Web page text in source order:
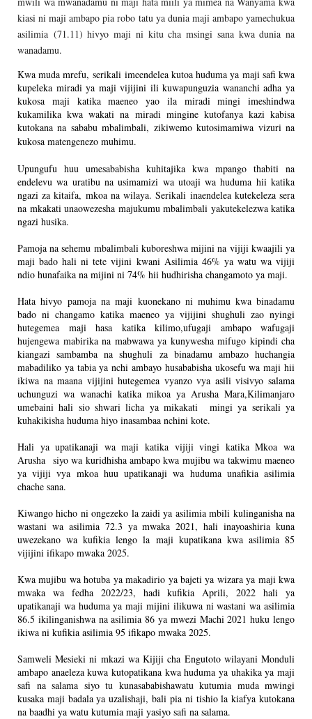
kiasi ni maji ambapo pia robo tatu ya dunia maji ambapo yamechukua
asilimia (71.11) hivyo maji ni kitu cha msingi sana kwa dunia na
wanadamu.
Kwa muda mrefu, serikali imeendelea kutoa huduma ya maji safi kwa
kupeleka miradi ya maji vijijini ili kuwapunguzia wananchi adha ya
kukosa maji katika maeneo yao ila miradi mingi imeshindwa
kukamilika kwa wakati na miradi mingine kutofanya kazi kabisa
kutokana na sababu mbalimbali, zikiwemo kutosimamiwa vizuri na
kukosa matengenezo muhimu.
Upungufu huu umesababisha kuhitajika kwa mpango thabiti na
endelevu wa uratibu na usimamizi wa utoaji wa huduma hii katika
ngazi za kitaifa, mkoa na wilaya. Serikali inaendelea kutekeleza sera
na mkakati unaowezesha majukumu mbalimbali yakutekelezwa katika
ngazi husika.
Pamoja na sehemu mbalimbali kuboreshwa mijini na vijiji kwaajili ya
maji bado hali ni tete vijini kwani Asilimia 46% ya watu wa vijiji
ndio hunafaika na mijini ni 74% hii hudhirisha changamoto ya maji.
Hata hivyopamoja na maji kuonekano ni muhimu kwa binadamu
bado ni changamo katika maeneo ya vijijini shughuli zao nyingi
hutegemea maji hasa katika kilimo,ufugaji ambapo wafugaji
hujengewa mabirika na mabwawa ya kunywesha mifugo kipindi cha
kiangazi sambamba na shughuli za binadamu ambazo huchangia
mabadiliko ya tabia ya nchi ambayo husababisha ukosefu wa maji hii
ikiwa na maana vijijini hutegemea vyanzo vya asili visivyo salama
uchunguzi wa wanachi katika mikoa ya Arusha Mara,Kilimanjaro
umebaini hali sio shwari licha ya mikakati mingi ya serikali ya
kuhakikisha huduma hiyo inasambaa nchini kote.
Hali ya upatikanaji wa maji katika vijiji vingi katika Mkoa wa
Arusha siyo wa kuridhisha ambapo kwa mujibu wa takwimu maeneo
ya vijiji vya mkoa huu upatikanaji wa huduma unafikia asilimia
chache sana.
Kiwango hicho ni ongezeko la zaidi ya asilimia mbili kulinganisha na
wastani wa asilimia 72.3 ya mwaka 2021, hali inayoashiria kuna
uwezekano wa kufikia lengo la maji kupatikana kwa asilimia 85
vijijini ifikapo mwaka 2025.
Kwa mujibu wa hotuba ya makadirio ya bajeti ya wizara ya maji kwa
mwaka wa fedha 2022/23, hadi kufikia Aprili, 2022 hali ya
upatikanaji wa huduma ya maji mijini ilikuwa ni wastani wa asilimia
86.5 ikilinganishwa na asilimia 86 ya mwezi Machi 2021 huku lengo
ikiwa ni kufikia asilimia 95 ifikapo mwaka 2025.
Samweli Mesieki ni mkazi wa Kijiji cha Engutoto wilayani Monduli
ambapo anaeleza kuwa kutopatikana kwa huduma ya uhakika ya maji
safi na salama siyo tu kunasababishawatu kutumia muda mwingi
kusaka maji badala ya uzalishaji, bali pia ni tishio la kiafya kutokana
na baadhi ya watu kutumia maji yasiyo safi na salama.